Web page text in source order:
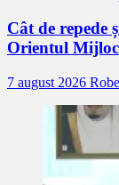
Cât de repede
Orientul
7 august 2026